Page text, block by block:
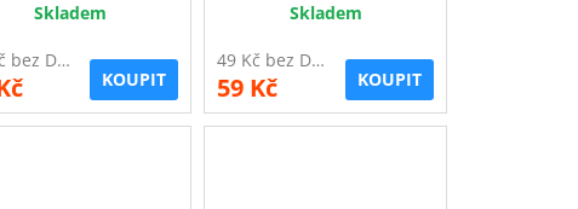
Skladem
49 Kč bez DPH
KOUPIT
Skladem
49 Kč bez DPH
59 Kč KOUPIT